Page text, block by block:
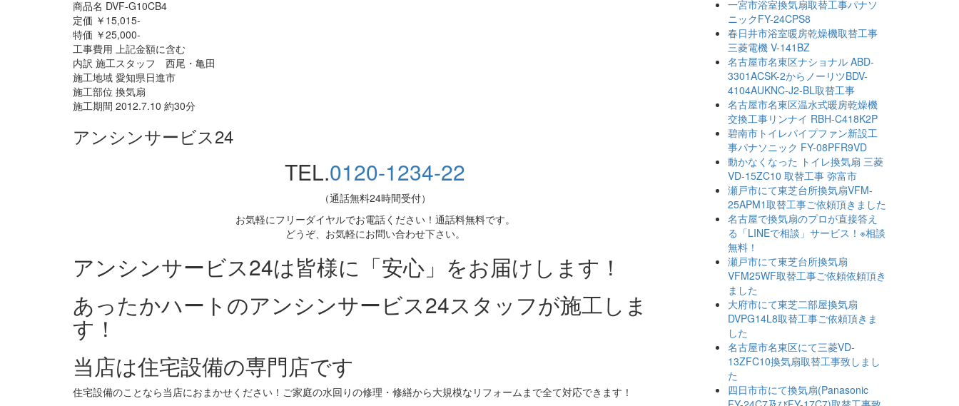
商品名 DVF-G10CB4
定価 ￥15,015-
特価 ￥25,000-
工事費用 上記金額に含む
内訳 施工スタッフ 西尾・亀田
施工地域 愛知県日進市
施工部位 換気扇
施工期間 2012.7.10 約30分
アンシンサービス24
TEL.0120-1234-22
（通話無料24時間受付）
お気軽にフリーダイヤルでお電話ください！通話料無料です。
どうぞ、お気軽にお問い合わせ下さい。
アンシンサービス24は皆様に「安心」をお届けします！
あったかハートのアンシンサービス24スタッフが施工しま
す！
当店は住宅設備の専門店です
住宅設備のことなら当店におまかせください！ご家庭の水回りの修理・修繕から大規模なリフォームまで全て対応できます！
一宮市浴室換気扇取替工事パナソ
ニックFY-24CPS8
春日井市浴室暖房乾燥機取替工事
三菱電機 V-141BZ
名古屋市名東区ナショナル ABD-
3301ACSK-2からノーリツBDV-
4104AUKNC-J2-BL取替工事
名古屋市名東区温水式暖房乾燥機
交換工事リンナイ RBH-C418K2P
碧南市トイレパイプファン新設工
事パナソニック FY-08PFR9VD
動かなくなった トイレ換気扇 三菱
VD-15ZC10 取替工事 弥富市
瀬戸市にて東芝台所換気扇VFM-
25APM1取替工事ご依頼頂きました
名古屋で換気扇のプロが直接答え
る「LINEで相談」サービス！※相談
無料！
瀬戸市にて東芝台所換気扇
VFM25WF取替工事ご依頼依頼頂き
ました
大府市にて東芝二部屋換気扇
DVPG14L8取替工事ご依頼頂きま
した
名古屋市名東区にて三菱VD-
13ZFC10換気扇取替工事致しまし
た
四日市市にて換気扇(Panasonic